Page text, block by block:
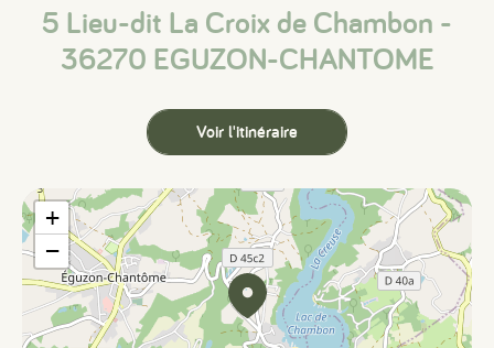
5 Lieu-dit La Croix de Chambon -
36270 EGUZON-CHANTOME
Voir l'itinéraire
+
−